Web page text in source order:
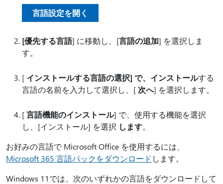
言語設定を開く
[優先する言語] に移動し、[言語の追加] を選択しま
す。
[ インストールする言語の選択] で、インストールする
言語の名前を入力して選択し、[ 次へ] を選択します。
[言語機能のインストール] で、使用する機能を選択
し、[インストール] を選択 します。
お好みの言語で Microsoft Office を使用するには、
Microsoft 365 言語パックをダウンロード します。
Windows 11では、次のいずれかの言語をダウンロードして